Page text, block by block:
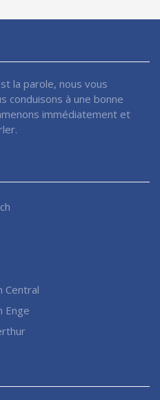
la parole, nous vous
conduisons à une bonne
immédiatement et
Central
Enge